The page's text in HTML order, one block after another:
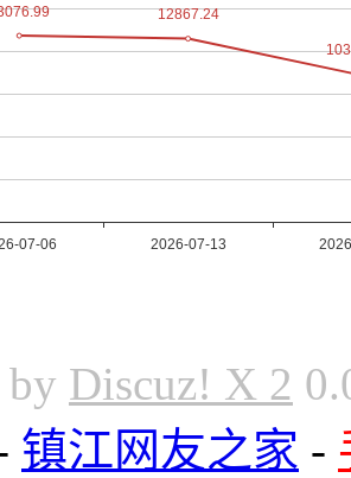
by Discuz! X 2
镇江网友之家 -